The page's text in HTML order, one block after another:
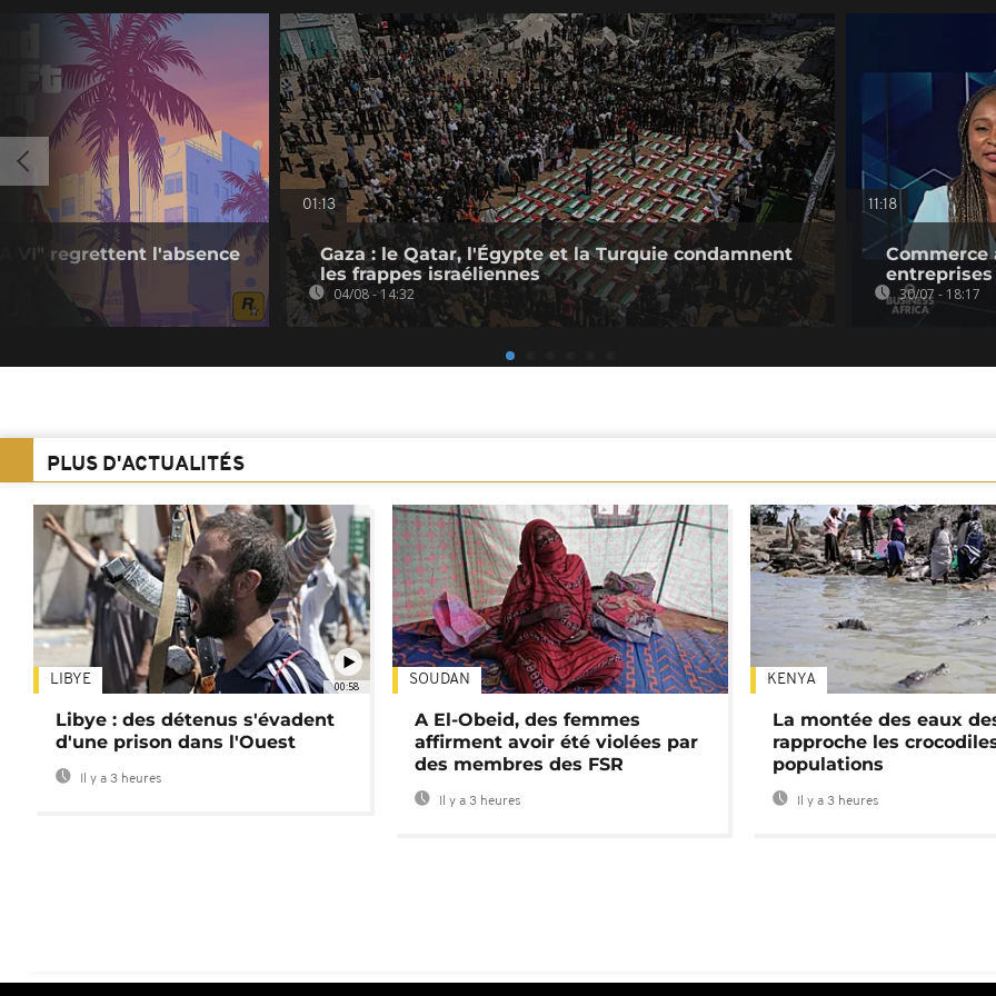
VI" regrettent l'absence
01:13
Gaza : le Qatar, l'Égypte et la Turquie condamnent
les frappes israéliennes
04/08 - 14:32
11:18
Commerce
entreprises
30/07 - 18:17
PLUS D'ACTUALITÉS
00:58
LIBYE
Libye : des détenus s'évadent
d'une prison dans l'Ouest
Il y a 3 heures
SOUDAN
A El-Obeid, des femmes
affirment avoir été violées par
des membres des FSR
Il y a 3 heures
KENYA
La montée des eaux
rapproche les
populations
Il y a 3 heures